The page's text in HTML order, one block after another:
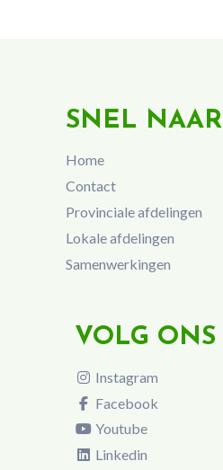
SNEL NAAR
Home
Contact
Provinciale afdelingen
Lokale afdelingen
Samenwerkingen
VOLG ONS
Instagram
Facebook
Youtube
Linkedin